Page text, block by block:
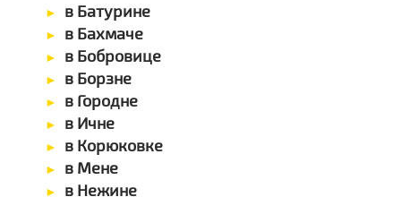
в Батурине
в Бахмаче
в Бобровице
в Борзне
в Городне
в Ичне
в Корюковке
в Мене
в Нежине